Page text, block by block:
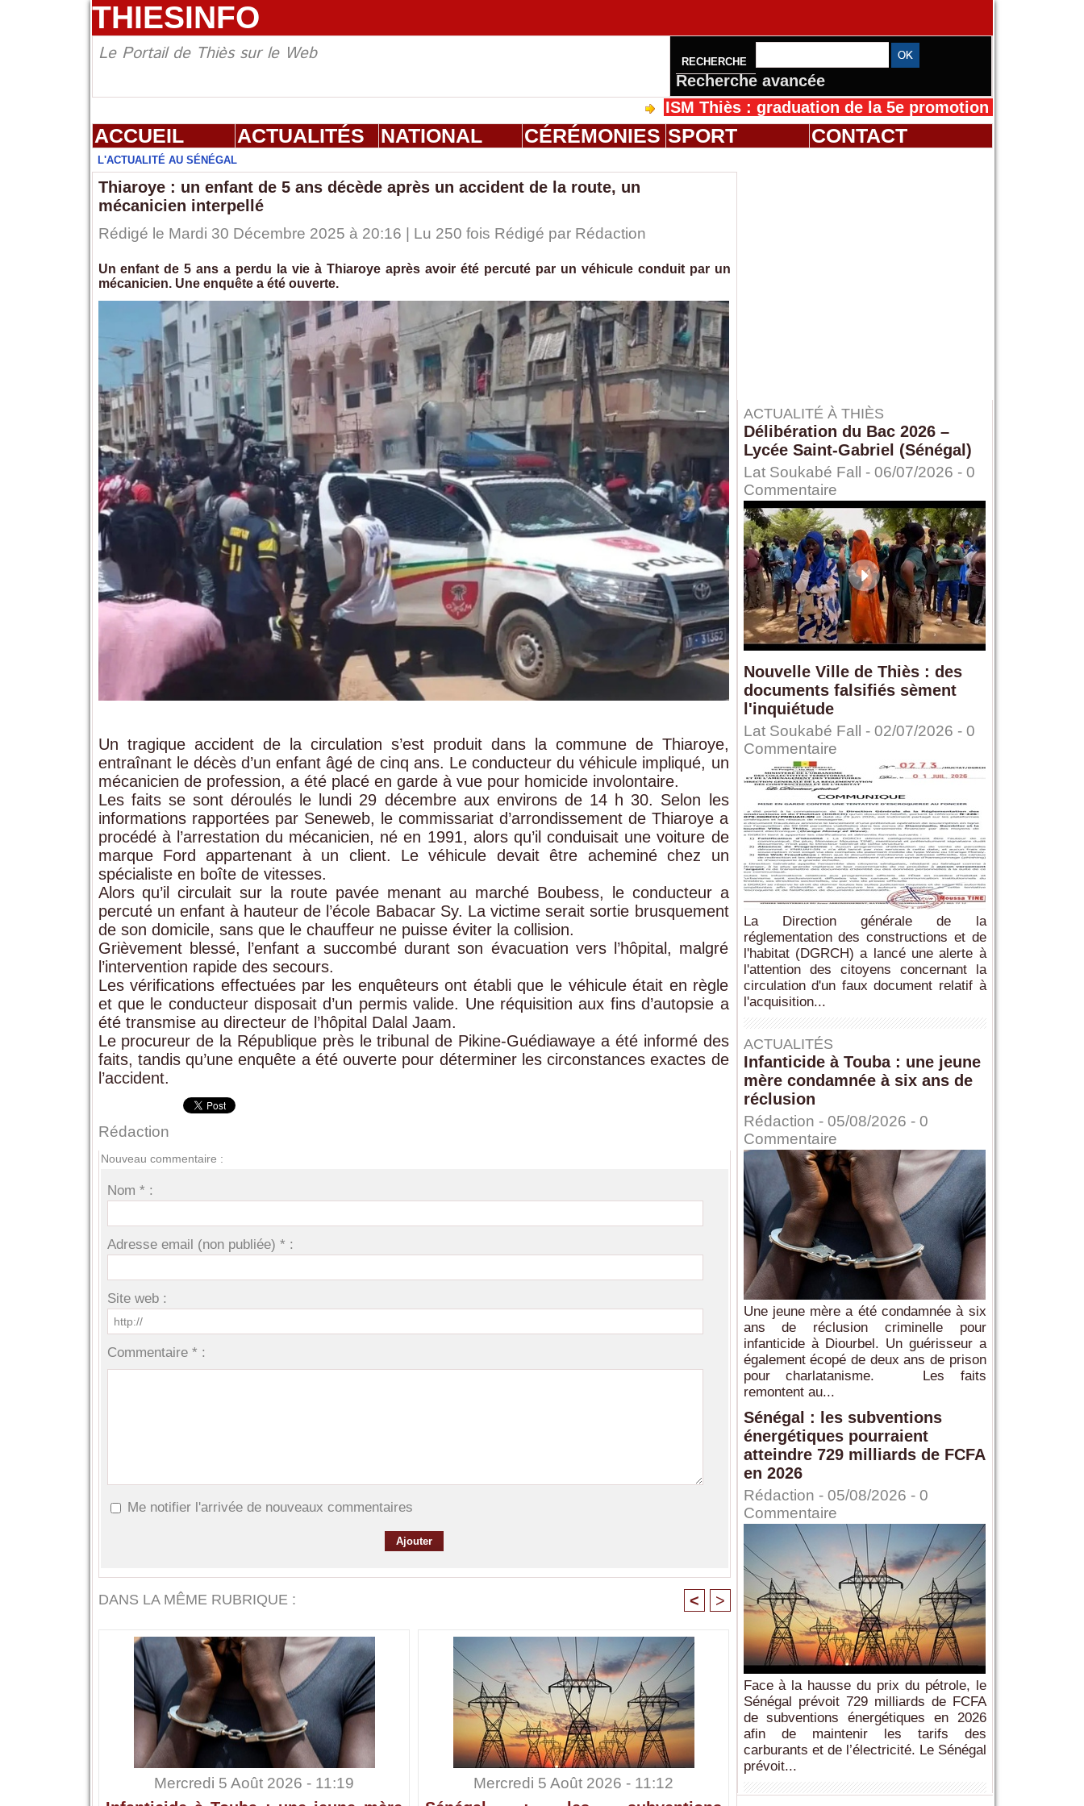
THIESINFO
Le Portail de Thiès sur le Web RECHERCHE
Recherche avancée
ISM Thiès : graduation de la 5e promotion de l’IFMES
ACCUEIL ACTUALITÉS NATIONAL CÉRÉMONIES SPORT CONTACT
L'ACTUALITÉ AU SÉNÉGAL
Thiaroye : un enfant de 5 ans décède après un accident de la route, un
mécanicien interpellé
Rédigé le Mardi 30 Décembre 2025 à 20:16 | Lu 250 fois Rédigé par Rédaction
Un enfant de 5 ans a perdu la vie à Thiaroye après avoir été percuté par un véhicule conduit par un
mécanicien. Une enquête a été ouverte.
Un tragique accident de la circulation s’est produit dans la commune de Thiaroye,
entraînant le décès d’un enfant âgé de cinq ans. Le conducteur du véhicule impliqué, un
mécanicien de profession, a été placé en garde à vue pour homicide involontaire.
Les faits se sont déroulés le lundi 29 décembre aux environs de 14 h 30. Selon les
informations rapportées par Seneweb, le commissariat d’arrondissement de Thiaroye a
procédé à l’arrestation du mécanicien, né en 1991, alors qu’il conduisait une voiture de
marque Ford appartenant à un client. Le véhicule devait être acheminé chez un
spécialiste en boîte de vitesses.
Alors qu’il circulait sur la route pavée menant au marché Boubess, le conducteur a
percuté un enfant à hauteur de l’école Babacar Sy. La victime serait sortie brusquement
de son domicile, sans que le chauffeur ne puisse éviter la collision.
Grièvement blessé, l’enfant a succombé durant son évacuation vers l’hôpital, malgré
l’intervention rapide des secours.
Les vérifications effectuées par les enquêteurs ont établi que le véhicule était en règle
et que le conducteur disposait d’un permis valide. Une réquisition aux fins d’autopsie a
été transmise au directeur de l’hôpital Dalal Jaam.
Le procureur de la République près le tribunal de Pikine-Guédiawaye a été informé des
faits, tandis qu’une enquête a été ouverte pour déterminer les circonstances exactes de
l’accident.
Rédaction
Nouveau commentaire :
Nom * :
Adresse email (non publiée) * :
Site web :
Commentaire * :
Me notifier l'arrivée de nouveaux commentaires
DANS LA MÊME RUBRIQUE : < >
Mercredi 5 Août 2026 - 11:19 Mercredi 5 Août 2026 - 11:12
ACTUALITÉ À THIÈS
Délibération du Bac 2026 –
Lycée Saint-Gabriel (Sénégal)
Lat Soukabé Fall - 06/07/2026 - 0
Commentaire
Nouvelle Ville de Thiès : des
documents falsifiés sèment
l'inquiétude
Lat Soukabé Fall - 02/07/2026 - 0
Commentaire
La Direction générale de la
réglementation des constructions et de
l'habitat (DGRCH) a lancé une alerte à
l'attention des citoyens concernant la
circulation d'un faux document relatif à
l'acquisition...
ACTUALITÉS
Infanticide à Touba : une jeune
mère condamnée à six ans de
réclusion
Rédaction - 05/08/2026 - 0
Commentaire
Une jeune mère a été condamnée à six
ans de réclusion criminelle pour
infanticide à Diourbel. Un guérisseur a
également écopé de deux ans de prison
pour charlatanisme. Les faits
remontent au...
Sénégal : les subventions
énergétiques pourraient
atteindre 729 milliards de FCFA
en 2026
Rédaction - 05/08/2026 - 0
Commentaire
Face à la hausse du prix du pétrole, le
Sénégal prévoit 729 milliards de FCFA
de subventions énergétiques en 2026
afin de maintenir les tarifs des
carburants et de l’électricité. Le Sénégal
prévoit...